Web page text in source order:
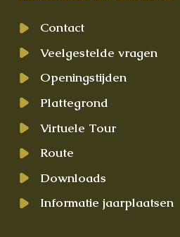
Contact
Veelgestelde vragen
Openingstijden
Plattegrond
Virtuele Tour
Route
Downloads
Informatie jaarplaatsen